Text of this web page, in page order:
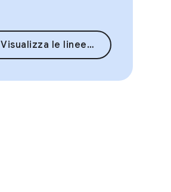
Visualizza le linee guida